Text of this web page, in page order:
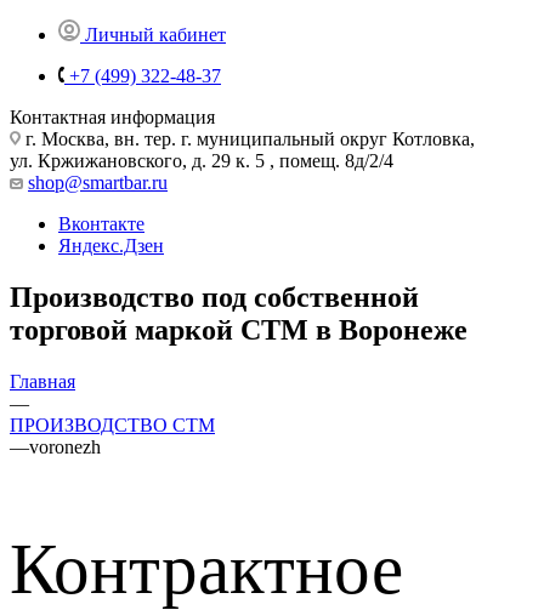
Личный кабинет
+7 (499) 322-48-37
Контактная информация
г. Москва, вн. тер. г. муниципальный округ Котловка,
ул. Кржижановского, д. 29 к. 5 , помещ. 8д/2/4
shop@smartbar.ru
Вконтакте
Яндекс.Дзен
Производство под собственной
торговой маркой СТМ в Воронеже
Главная
—
ПРОИЗВОДСТВО СТМ
—voronezh
Контрактное